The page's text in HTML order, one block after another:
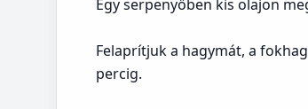
Egy serpenyőben kis olajon
Felaprítjuk a hagymát, a
percig.